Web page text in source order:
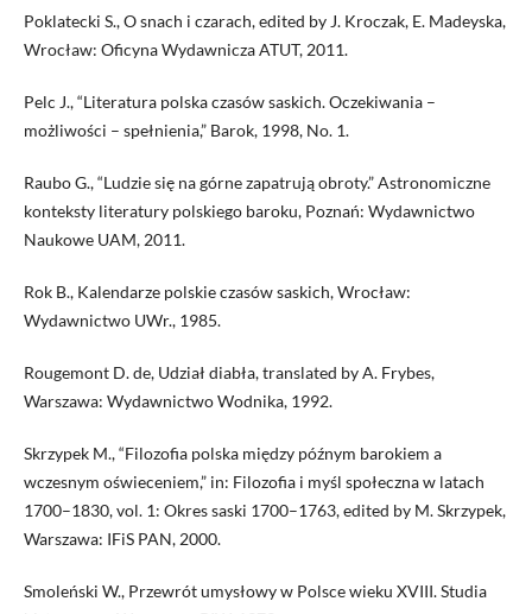
Poklatecki S., O snach i czarach, edited by J. Kroczak, E. Madeyska,
Wrocław: Oficyna Wydawnicza ATUT, 2011.
Pelc J., “Literatura polska czasów saskich. Oczekiwania –
możliwości – spełnienia,” Barok, 1998, No. 1.
Raubo G., “Ludzie się na górne zapatrują obroty.” Astronomiczne
konteksty literatury polskiego baroku, Poznań: Wydawnictwo
Naukowe UAM, 2011.
Rok B., Kalendarze polskie czasów saskich, Wrocław:
Wydawnictwo UWr., 1985.
Rougemont D. de, Udział diabła, translated by A. Frybes,
Warszawa: Wydawnictwo Wodnika, 1992.
Skrzypek M., “Filozofia polska między późnym barokiem a
wczesnym oświeceniem,” in: Filozofia i myśl społeczna w latach
1700–1830, vol. 1: Okres saski 1700–1763, edited by M. Skrzypek,
Warszawa: IFiS PAN, 2000.
Smoleński W., Przewrót umysłowy w Polsce wieku XVIII. Studia